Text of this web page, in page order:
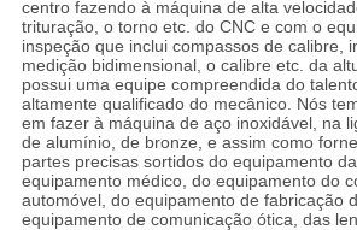
centro fazendo à máquina de alta
trituração, o torno etc. do CNC e com o
inspeção que inclui compassos de calibre,
medição bidimensional, o calibre etc. da
possui uma equipe compreendida do
altamente qualificado do mecânico. Nós
em fazer à máquina de aço inoxidável, na
de alumínio, de bronze, e assim como
partes precisas sortidos do equipamento
equipamento médico, do equipamento do
automóvel, do equipamento de fabricação
equipamento de comunicação ótica, das